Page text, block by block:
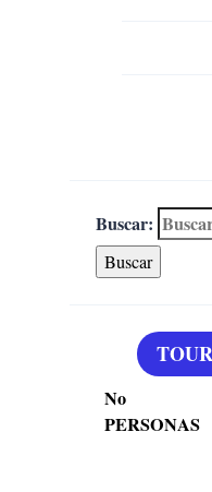
Buscar:
No
PERSONAS